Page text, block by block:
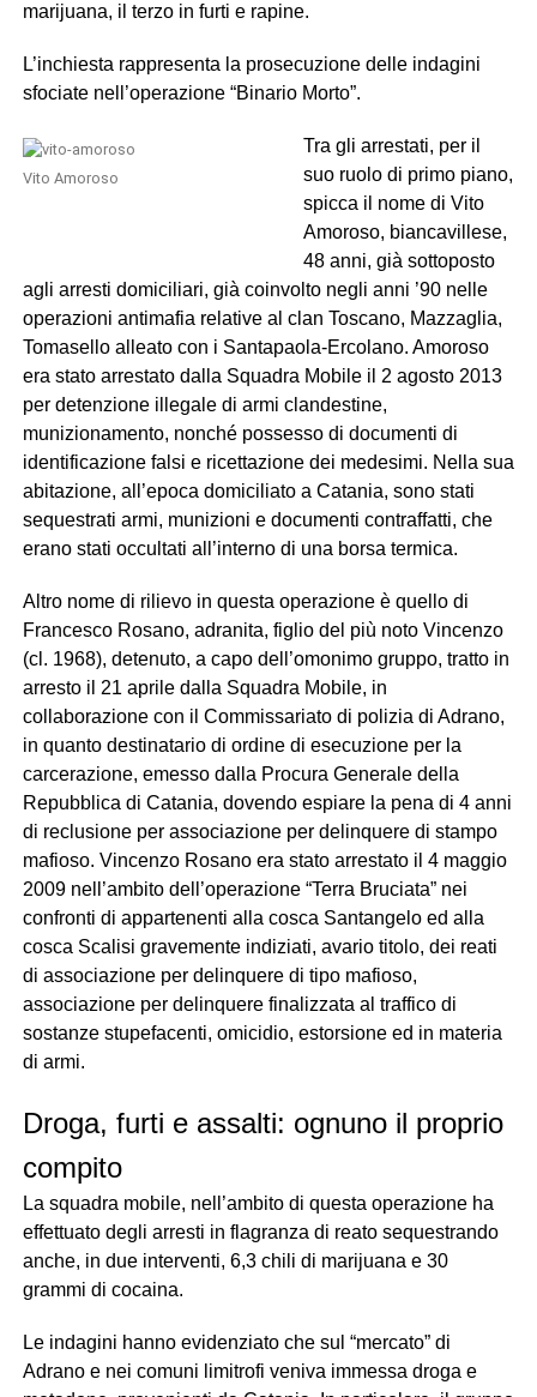
marijuana, il terzo in furti e rapine.
L’inchiesta rappresenta la prosecuzione delle indagini
sfociate nell’operazione “Binario Morto”.
Vito Amoroso
Tra gli arrestati, per il
suo ruolo di primo piano,
spicca il nome di Vito
Amoroso, biancavillese,
48 anni, già sottoposto
agli arresti domiciliari, già coinvolto negli anni ’90 nelle
operazioni antimafia relative al clan Toscano, Mazzaglia,
Tomasello alleato con i Santapaola-Ercolano. Amoroso
era stato arrestato dalla Squadra Mobile il 2 agosto 2013
per detenzione illegale di armi clandestine,
munizionamento, nonché possesso di documenti di
identificazione falsi e ricettazione dei medesimi. Nella sua
abitazione, all’epoca domiciliato a Catania, sono stati
sequestrati armi, munizioni e documenti contraffatti, che
erano stati occultati all’interno di una borsa termica.
Altro nome di rilievo in questa operazione è quello di
Francesco Rosano, adranita, figlio del più noto Vincenzo
(cl. 1968), detenuto, a capo dell’omonimo gruppo, tratto in
arresto il 21 aprile dalla Squadra Mobile, in
collaborazione con il Commissariato di polizia di Adrano,
in quanto destinatario di ordine di esecuzione per la
carcerazione, emesso dalla Procura Generale della
Repubblica di Catania, dovendo espiare la pena di 4 anni
di reclusione per associazione per delinquere di stampo
mafioso. Vincenzo Rosano era stato arrestato il 4 maggio
2009 nell’ambito dell’operazione “Terra Bruciata” nei
confronti di appartenenti alla cosca Santangelo ed alla
cosca Scalisi gravemente indiziati, avario titolo, dei reati
di associazione per delinquere di tipo mafioso,
associazione per delinquere finalizzata al traffico di
sostanze stupefacenti, omicidio, estorsione ed in materia
di armi.
Droga, furti e assalti: ognuno il proprio
compito
La squadra mobile, nell’ambito di questa operazione ha
effettuato degli arresti in flagranza di reato sequestrando
anche, in due interventi, 6,3 chili di marijuana e 30
grammi di cocaina.
Le indagini hanno evidenziato che sul “mercato” di
Adrano e nei comuni limitrofi veniva immessa droga e